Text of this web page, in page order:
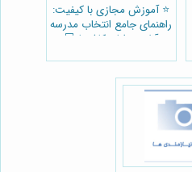
⭐️ آموزش مجازی با کیفیت:
راهنمای جامع انتخاب مدرسه
آنلاین رایان کاشیها 💻